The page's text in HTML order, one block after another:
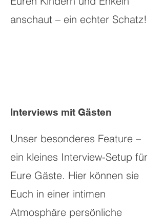
anschaut – ein echter Schatz!
Interviews mit Gästen
Unser besonderes Feature –
ein kleines Interview-Setup für
Eure Gäste. Hier können sie
Euch in einer intimen
Atmosphäre persönliche